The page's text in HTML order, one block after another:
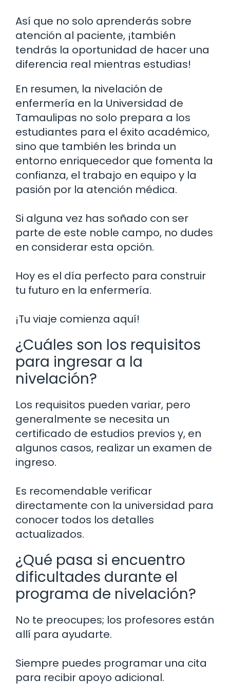
Así que no solo aprenderás sobre
atención al paciente, ¡también
tendrás la oportunidad de hacer una
diferencia real mientras estudias!
En resumen, la nivelación de
enfermería en la Universidad de
Tamaulipas no solo prepara a los
estudiantes para el éxito académico,
sino que también les brinda un
entorno enriquecedor que fomenta la
confianza, el trabajo en equipo y la
pasión por la atención médica.
Si alguna vez has soñado con ser
parte de este noble campo, no dudes
en considerar esta opción.
Hoy es el día perfecto para construir
tu futuro en la enfermería.
¡Tu viaje comienza aquí!
¿Cuáles son los requisitos
para ingresar a la
nivelación?
Los requisitos pueden variar, pero
generalmente se necesita un
certificado de estudios previos y, en
algunos casos, realizar un examen de
ingreso.
Es recomendable verificar
directamente con la universidad para
conocer todos los detalles
actualizados.
¿Qué pasa si encuentro
dificultades durante el
programa de nivelación?
No te preocupes; los profesores están
allí para ayudarte.
Siempre puedes programar una cita
para recibir apoyo adicional.